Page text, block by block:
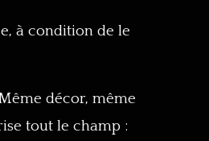
à condition de le
décor, même
tout le champ :